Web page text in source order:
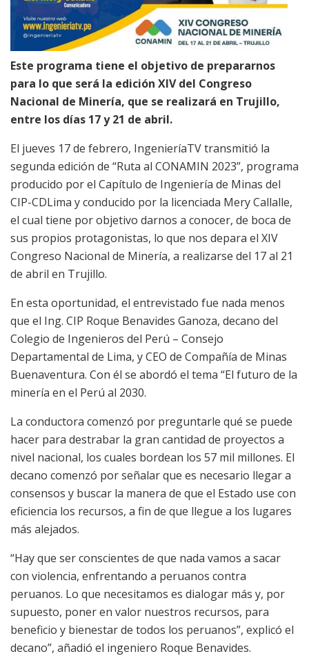
Este programa tiene el objetivo de prepararnos
para lo que será la edición XIV del Congreso
Nacional de Minería, que se realizará en Trujillo,
entre los días 17 y 21 de abril.
El jueves 17 de febrero, IngenieríaTV transmitió la
segunda edición de “Ruta al CONAMIN 2023”, programa
producido por el Capítulo de Ingeniería de Minas del
CIP-CDLima y conducido por la licenciada Mery Callalle,
el cual tiene por objetivo darnos a conocer, de boca de
sus propios protagonistas, lo que nos depara el XIV
Congreso Nacional de Minería, a realizarse del 17 al 21
de abril en Trujillo.
En esta oportunidad, el entrevistado fue nada menos
que el Ing. CIP Roque Benavides Ganoza, decano del
Colegio de Ingenieros del Perú – Consejo
Departamental de Lima, y CEO de Compañía de Minas
Buenaventura. Con él se abordó el tema “El futuro de la
minería en el Perú al 2030.
La conductora comenzó por preguntarle qué se puede
hacer para destrabar la gran cantidad de proyectos a
nivel nacional, los cuales bordean los 57 mil millones. El
decano comenzó por señalar que es necesario llegar a
consensos y buscar la manera de que el Estado use con
eficiencia los recursos, a fin de que llegue a los lugares
más alejados.
“Hay que ser conscientes de que nada vamos a sacar
con violencia, enfrentando a peruanos contra
peruanos. Lo que necesitamos es dialogar más y, por
supuesto, poner en valor nuestros recursos, para
beneficio y bienestar de todos los peruanos”, explicó el
decano”, añadió el ingeniero Roque Benavides.